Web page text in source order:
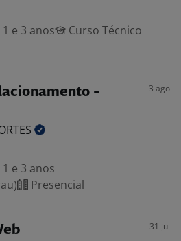
e 3 anos
Curso Técnico
-
3 ago
e 3 anos
Presencial
31 jul